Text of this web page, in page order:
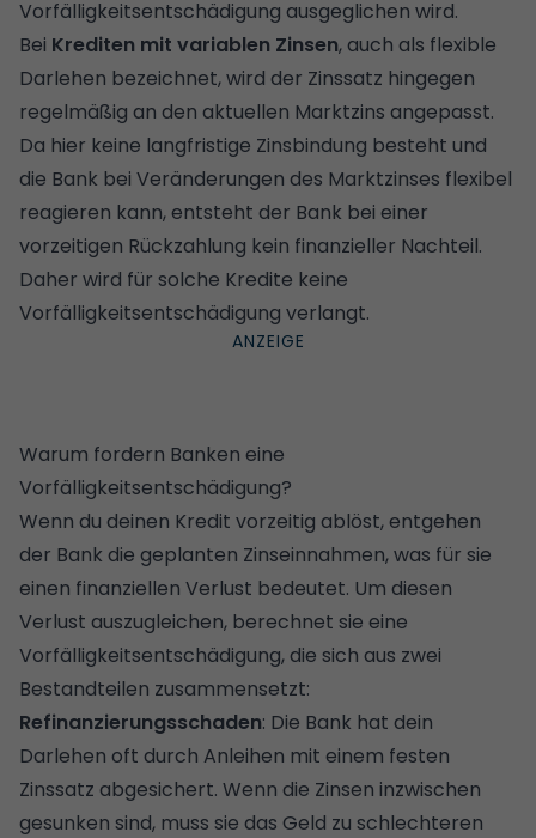
Vorfälligkeitsentschädigung ausgeglichen wird.
Bei Krediten mit variablen Zinsen, auch als flexible
Darlehen bezeichnet, wird der Zinssatz hingegen
regelmäßig an den aktuellen Marktzins angepasst.
Da hier keine langfristige Zinsbindung besteht und
die Bank bei Veränderungen des Marktzinses flexibel
reagieren kann, entsteht der Bank bei einer
vorzeitigen Rückzahlung kein finanzieller Nachteil.
Daher wird für solche Kredite keine
Vorfälligkeitsentschädigung verlangt.
Warum fordern Banken eine
Vorfälligkeitsentschädigung?
Wenn du deinen Kredit vorzeitig ablöst, entgehen
der Bank die geplanten Zinseinnahmen, was für sie
einen finanziellen Verlust bedeutet. Um diesen
Verlust auszugleichen, berechnet sie eine
Vorfälligkeitsentschädigung, die sich aus zwei
Bestandteilen zusammensetzt:
Refinanzierungsschaden: Die Bank hat dein
Darlehen oft durch Anleihen mit einem festen
Zinssatz abgesichert. Wenn die Zinsen inzwischen
gesunken sind, muss sie das Geld zu schlechteren